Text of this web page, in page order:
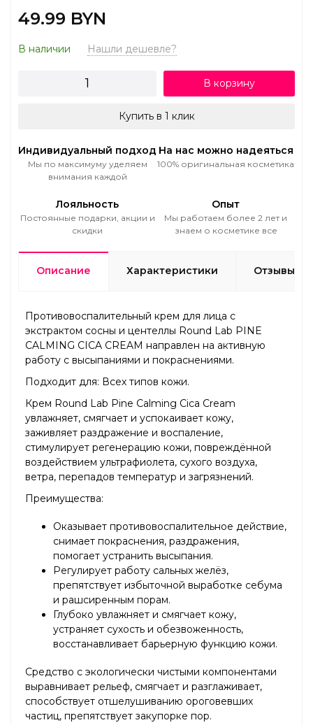
49.99 BYN
В наличии Нашли дешевле?
В корзину
Купить в 1 клик
Индивидуальный подход
Мы по максимуму уделяем
внимания каждой
На нас можно надеяться
100% оригинальная косметика
Лояльность
Постоянные подарки, акции и
скидки
Опыт
Мы работаем более 2 лет и
знаем о косметике все
Описание Характеристики Отзывы
Противовоспалительный крем для лица с
экстрактом сосны и центеллы Round Lab PINE
CALMING CICA CREAM направлен на активную
работу с высыпаниями и покраснениями.
Подходит для: Всех типов кожи.
Крем Round Lab Pine Calming Cica Cream
увлажняет, смягчает и успокаивает кожу,
заживляет раздражение и воспаление,
стимулирует регенерацию кожи, повреждённой
воздействием ультрафиолета, сухого воздуха,
ветра, перепадов температур и загрязнений.
Преимущества:
Оказывает противовоспалительное действие,
снимает покраснения, раздражения,
помогает устранить высыпания.
Регулирует работу сальных желёз,
препятствует избыточной выработке себума
и рашсиренным порам.
Глубоко увлажняет и смягчает кожу,
устраняет сухость и обезвоженность,
восстанавливает барьерную функцию кожи.
Средство с экологически чистыми компонентами
выравнивает рельеф, смягчает и разглаживает,
способствует отшелушиванию ороговевших
частиц, препятствует закупорке пор.